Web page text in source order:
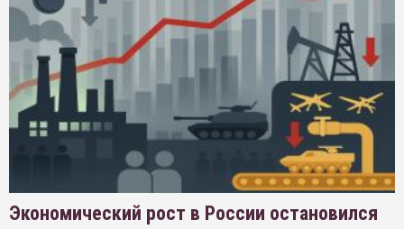
Экономический рост в России остановился